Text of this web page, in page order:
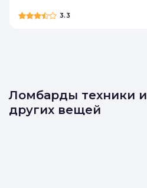
3.3
Ломбарды техники и
других вещей